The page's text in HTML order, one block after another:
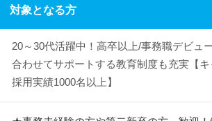
対象となる方
20～30代活躍中！高卒以上/事務職デビュ
合わせてサポートする教育制度も充実【
採用実績1000名以上】